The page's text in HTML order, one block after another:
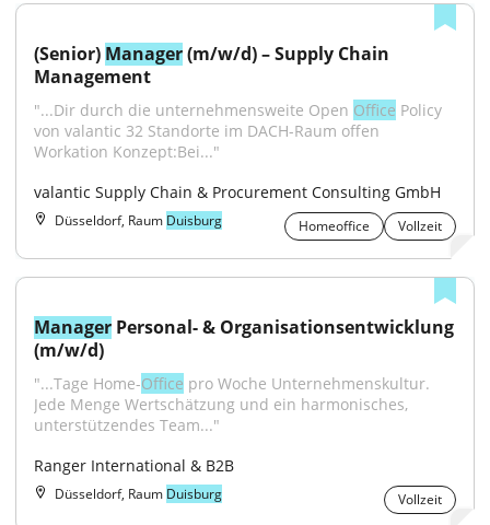
(Senior) Manager (m/w/d) – Supply Chain
Management
"...Dir durch die unternehmensweite Open Office Policy
von valantic 32 Standorte im DACH-Raum offen
Workation Konzept:Bei..."
valantic Supply Chain & Procurement Consulting GmbH
Düsseldorf, Raum Duisburg Homeoffice Vollzeit
Manager Personal- & Organisationsentwicklung
(m/w/d)
"...Tage Home-Office pro Woche Unternehmenskultur.
Jede Menge Wertschätzung und ein harmonisches,
unterstützendes Team..."
Ranger International & B2B
Düsseldorf, Raum Duisburg Vollzeit